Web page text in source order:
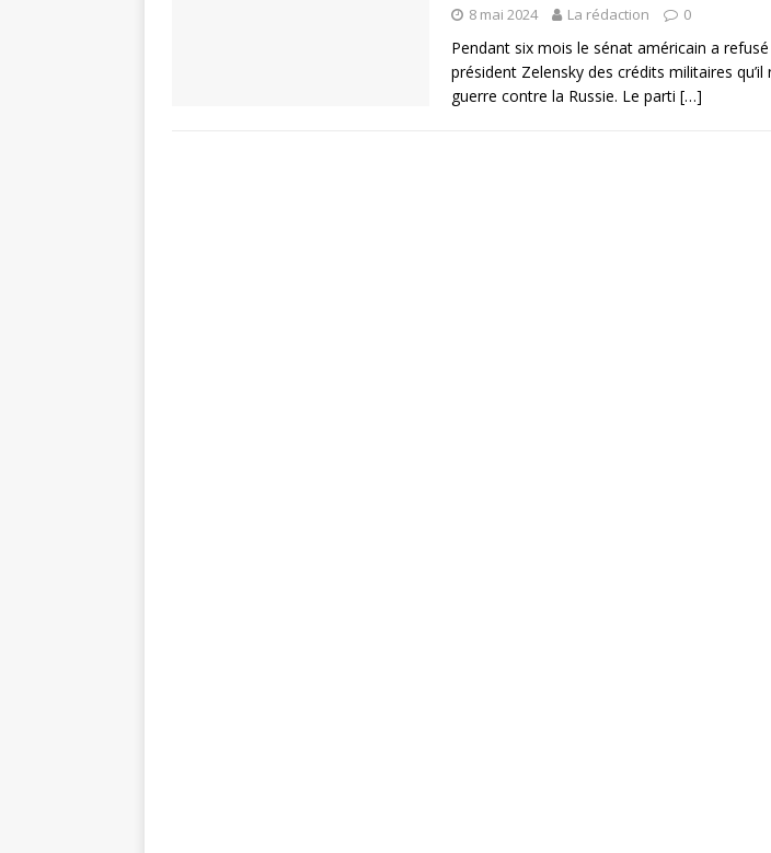
8 mai 2024 La rédaction 0
Pendant six mois le sénat américain a refusé
président Zelensky des crédits militaires
guerre contre la Russie. Le parti […]